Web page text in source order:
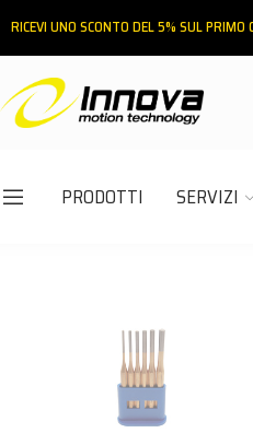
RICEVI UNO SCONTO DEL 5% SUL
PRODOTTI SERVIZI
ACCEDI